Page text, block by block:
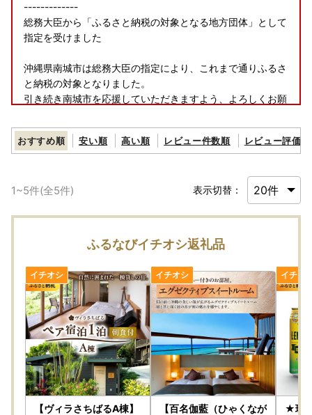
-------------
総務大臣から「ふるさと納税の対象となる地方団体」として
指定を受けました
沖縄県南城市は総務大臣の指定により、これまで通りふるさ
と納税の対象となりました。
引き続き南城市を応援していただきますよう、よろしくお願
指定対象期間：令和7年10月1日から令和8年9月30日
おすすめ順 安い順 高い順 レビュー件数順 レビュー評価順
1~5件(全5件) 表示切替：
ふるなびイチオシ返礼品
【ヴィラさちばるA棟】
【百名伽藍（ひゃくなが
★琉